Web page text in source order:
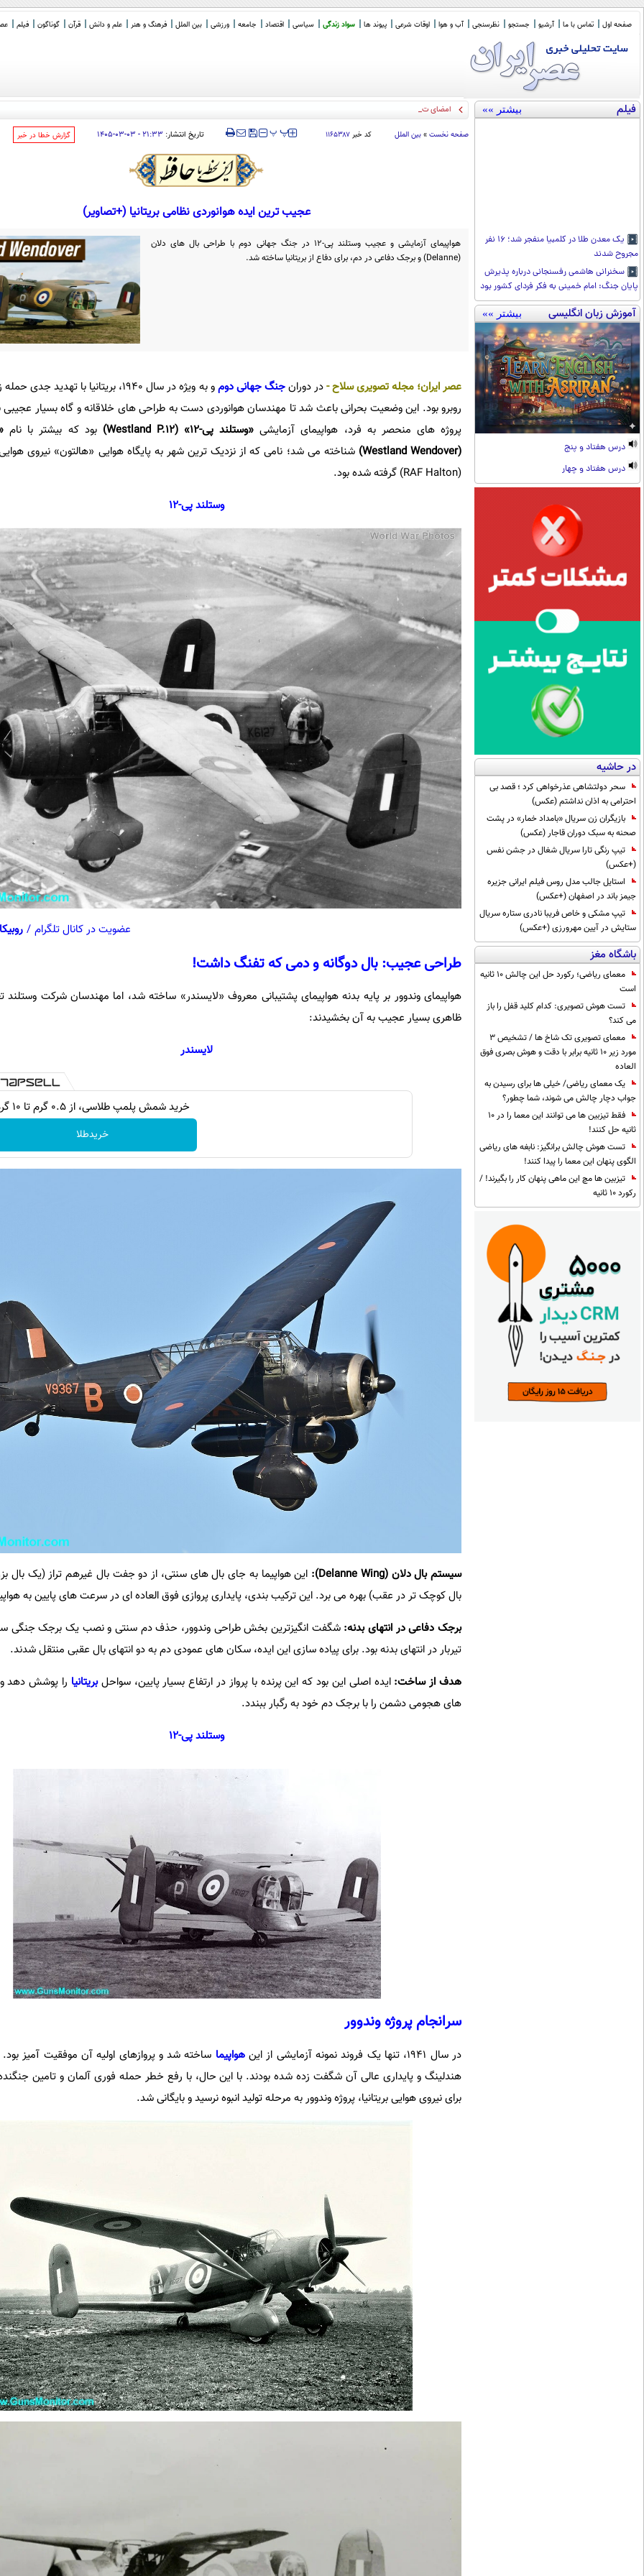
صفحه اول تماس با ما آرشیو جستجو نظرسنجی آب و هوا اوقات شرعی پیوند ها سواد زندگی سیاسی اقتصاد جامعه ورزشی بین الملل فرهنگ و هنر علم و دانش قرآن گوناگون فیلم
فیلم بیشتر »»
یک معدن طلا در کلمبیا منفجر شد؛ ۱۶ نفر
مجروح شدند
سخنرانی هاشمی رفسنجانی درباره پذیرش
پایان جنگ: امام خمینی به فکر فردای کشور بود
آموزش زبان انگلیسی بیشتر »»
درس هفتاد و پنج
درس هفتاد و چهار
در حاشیه
سحر دولتشاهی عذرخواهی کرد ؛ قصد بی
احترامی به اذان نداشتم (عکس)
بازیگران زن سریال «بامداد خمار» در پشت
صحنه به سبک دوران قاجار (عکس)
تیپ رنگی تارا سریال شغال در جشن نفس
(+عکس)
استایل جالب مدل روس فیلم ایرانی جزیره
جیمز باند در اصفهان (+عکس)
تیپ مشکی و خاص فریبا نادری ستاره سریال
ستایش در آیین مهرورزی (+عکس)
باشگاه مغز
معمای ریاضی؛ رکورد حل این چالش 10 ثانیه
است
تست هوش تصویری: کدام کلید قفل را باز
می کند؟
معمای تصویری تک شاخ ها / تشخیص 3
مورد زیر 10 ثانیه برابر با دقت و هوش بصری فوق
العاده
یک معمای ریاضی/ خیلی ها برای رسیدن به
جواب دچار چالش می شوند، شما چطور؟
فقط تیزبین ها می توانند این معما را در 10
ثانیه حل کنند!
تست هوش چالش برانگیز: نابغه های ریاضی
الگوی پنهان این معما را پیدا کنند!
تیزبین ها مچ این ماهی پنهان کار را بگیرند! /
رکورد 10 ثانیه
امضای توافق دفاع مشترک عربستان سعود
صفحه نخست » بین الملل کد خبر ۱۱۶۵۳۸۷ ‍‍‍ پ پ تاریخ انتشار: ۲۱:۳۳ - ۰۳-۰۳-۱۴۰۵ ‌گزارش خطا در خبر
عجیب ترین ایده هوانوردی نظامی بریتانیا (+تصاویر)
هواپیمای آزمایشی و عجیب وستلند پی-12 در جنگ جهانی دوم با طراحی بال های دلان
(Delanne) و برجک دفاعی در دم، برای دفاع از بریتانیا ساخته شد.
عصر ایران؛مجله تصویری سلاح-در دورانجنگ جهانی دومو به ویژه در سال 1940، بریتانیا با تهدید جدی حمله زمینی
روبرو بود. این وضعیت بحرانی باعث شد تا مهندسان هوانوردی دست به طراحی های خلاقانه و گاه بسیار عجیبی
پروژه های منحصر به فرد، هواپیمای آزمایشی «وستلند پی-12» (
Westland P.12
)بود که بیشتر با نام
(
Westland Wendover
)شناخته می شد؛ نامی که از نزدیک ترین شهر به پایگاه هوایی «هالتون» نیروی هوایی
(RAF Halton) گرفته شده بود.
وستلند پی-12
عضویت در کانال تلگرام / روبیکا
طراحی عجیب: بال دوگانه و دمی که تفنگ داشت!
هواپیمای وندوور بر پایه بدنه هواپیمای پشتیبانی معروف «لایسندر» ساخته شد، اما مهندسان شرکت وستلند
ظاهری بسیار عجیب به آن بخشیدند:
لایسندر
خرید شمش پلمپ طلاسی، از ۰.۵ گرم تا ۱۰ گرم
خریدطلا
سیستم بال دلان (
Delanne Wing
): این هواپیما به جای بال های سنتی، از دو جفت بال غیرهم تراز (یک بال
بال کوچک تر در عقب) بهره می برد. این ترکیب بندی، پایداری پروازی فوق العاده ای در سرعت های پایین به
برجک دفاعی در انتهای بدنه:
تیربار در انتهای بدنه بود. برای پیاده سازی این ایده، سکان های عمودی دم به دو انتهای بال عقبی منتقل شدند.
هدف از ساخت:ایده اصلی این بود که این پرنده با پرواز در ارتفاع بسیار پایین، سواحلبریتانیا را پوشش دهد و
های هجومی دشمن را با برجک دم خود به رگبار ببندد.
وستلند پی-12
سرانجام پروژه وندوور
در سال 1941، تنها یک فروند نمونه آزمایشی از این هواپیما ساخته شد و پروازهای اولیه آن موفقیت آمیز
هندلینگ و پایداری عالی آن شگفت زده شده بودند. با این حال، با رفع خطر حمله فوری آلمان و تامین
برای نیروی هوایی بریتانیا، پروژه وندوور به مرحله تولید انبوه نرسید و بایگانی شد.